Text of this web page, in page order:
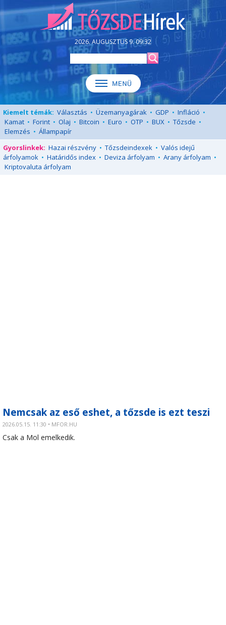
2026. AUGUSZTUS 9. 09:32
Kiemelt témák: Választás • Üzemanyagárak • GDP • Infláció •
Kamat • Forint • Olaj • Bitcoin • Euro • OTP • BUX • Tőzsde •
Elemzés • Állampapír
Gyorslinkek: Hazai részvény • Tőzsdeindexek • Valós idejű
árfolyamok • Határidős index • Deviza árfolyam • Arany árfolyam •
Kriptovaluta árfolyam
Nemcsak az eső eshet, a tőzsde is ezt teszi
2026.05.15. 11:30 • MFOR.HU
Csak a Mol emelkedik.